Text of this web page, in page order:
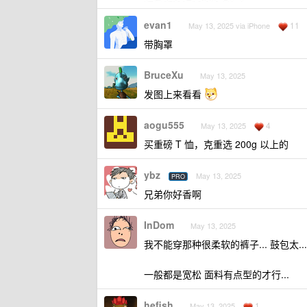
evan1 May 13, 2025 via iPhone 11
带胸罩
BruceXu May 13, 2025
发图上来看看
aogu555 May 13, 2025 4
买重磅 T 恤，克重选 200g 以上的
ybz PRO May 13, 2025
兄弟你好香啊
InDom May 13, 2025
我不能穿那种很柔软的裤子... 鼓包太
一般都是宽松 面料有点型的才行...